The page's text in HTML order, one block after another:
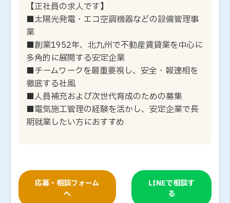
【正社員の求人です】
■太陽光発電・エコ空調機器などの設備管理事
業
■創業1952年、北九州で不動産賃貸業を中心に
多角的に展開する安定企業
■チームワークを最重要視し、安全・報連相を
徹底する社風
■人員補充および次世代育成のための募集
■電気施工管理の経験を活かし、安定企業で長
期就業したい方におすすめ
応募・相談フォーム
へ
LINEで相談す
る